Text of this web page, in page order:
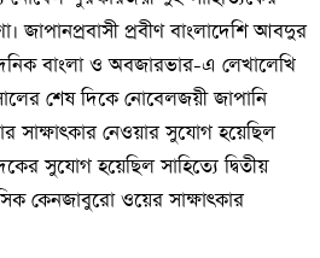
জাপানপ্রবাসী প্রবীণ বাংলাদেশি আবদুর
বাংলা ও অবজারভার-এ লেখালেখি
শেষ দিকে নোবেলজয়ী জাপানি
সাক্ষাৎকার নেওয়ার সুযোগ হয়েছিল
সুযোগ হয়েছিল সাহিত্যে দ্বিতীয়
কেনজাবুরো ওয়ের সাক্ষাৎকার